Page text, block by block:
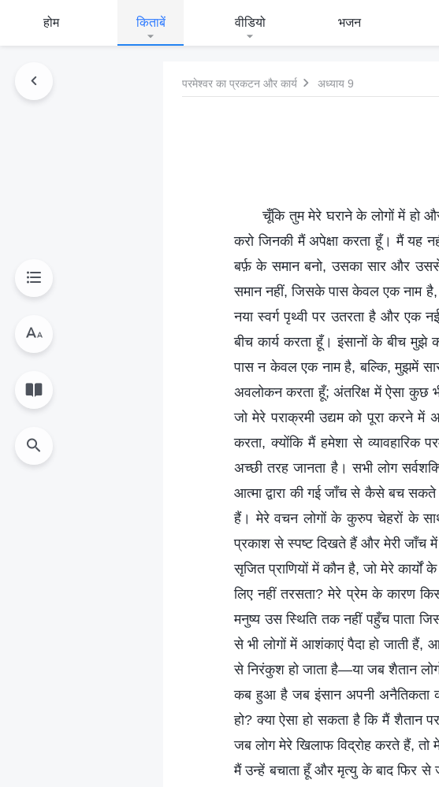
होम किताबें वीडियो भजन
परमेश्वर का प्रकटन और कार्य अध्याय 9
चूँकि तुम मेरे घराने के लोगों में हो
करो जिनकी मैं अपेक्षा करता हूँ। मैं
बर्फ़ के समान बनो, उसका सार और
समान नहीं, जिसके पास केवल एक नाम है,
नया स्वर्ग पृथ्वी पर उतरता है और एक
बीच कार्य करता हूँ। इंसानों के बीच
पास न केवल एक नाम है, बल्कि, मुझमें
अवलोकन करता हूँ; अंतरिक्ष में ऐसा कुछ
जो मेरे पराक्रमी उद्यम को पूरा करने में
करता, क्योंकि मैं हमेशा से व्यावहारिक
अच्छी तरह जानता है। सभी लोग
आत्मा द्वारा की गई जाँच से कैसे बच सकते
हैं। मेरे वचन लोगों के कुरुप चेहरों के
प्रकाश से स्पष्ट दिखते हैं और मेरी जाँच
सृजित प्राणियों में कौन है, जो मेरे
लिए नहीं तरसता? मेरे प्रेम के कारण
मनुष्य उस स्थिति तक नहीं पहुँच पाता
से भी लोगों में आशंकाएं पैदा हो जाती
से निरंकुश हो जाता है—या जब शैतान
कब हुआ है जब इंसान अपनी अनैतिकता
हो? क्या ऐसा हो सकता है कि मैं शैतान
जब लोग मेरे खिलाफ विद्रोह करते हैं, तो
मैं उन्हें बचाता हूँ और मृत्यु के बाद फिर से